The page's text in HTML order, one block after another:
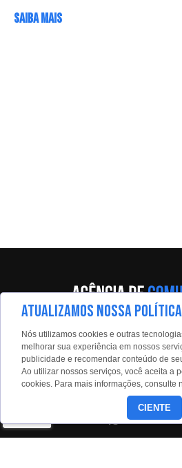
SAIBA MAIS
Av. Eng. Caetano
Limão, São Paulo,
Contato:
(11)99350-
ATUALIZAMOS NOSSA
Nós utilizamos cookies e outras
melhorar sua experiência em nossos
publicidade e recomendar conteúdo de
Ao utilizar nossos serviços, você aceita a
cookies. Para mais informações, consulte
CIENTE